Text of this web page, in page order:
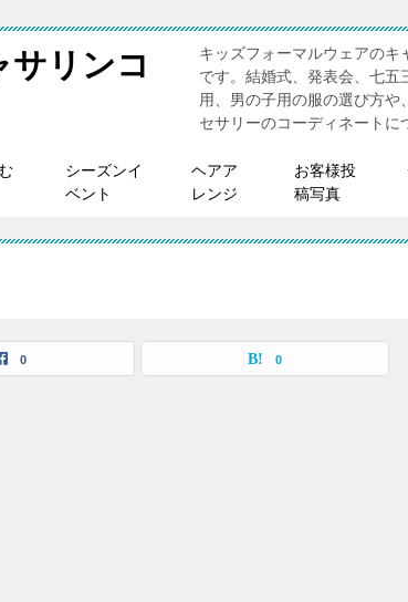
リンコ
キッズフォーマルウェアのキ
です。結婚式、発表会、七
用、男の子用の服の選び方
セサリーのコーディネートに
シーズンイ
ベント
ヘアア
レンジ
お客様投
稿写真
0 0